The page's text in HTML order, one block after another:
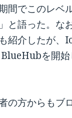
間でこのレベ
と語った。な
紹介したが、
を開
の方からもブ